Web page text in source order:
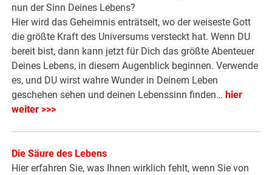
nun der Sinn Deines Lebens?
Hier wird das Geheimnis enträtselt, wo der weiseste Gott
die größte Kraft des Universums versteckt hat. Wenn DU
bereit bist, dann kann jetzt für Dich das größte Abenteuer
Deines Lebens, in diesem Augenblick beginnen. Verwende
es, und DU wirst wahre Wunder in Deinem Leben
geschehen sehen und deinen Lebenssinn finden… hier
weiter >>>
Die Säure des Lebens
Hier erfahren Sie, was Ihnen wirklich fehlt, wenn Sie von